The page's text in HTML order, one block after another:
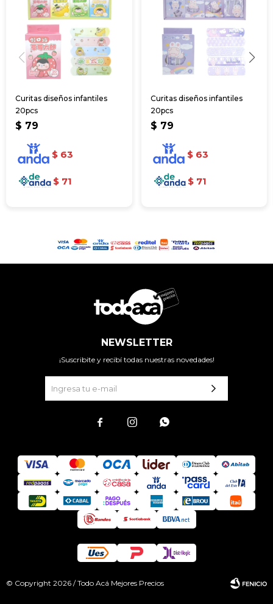
Curitas diseños infantiles
20pcs
$ 79
$ 63
$ 71
Curitas diseños infantiles
20pcs
$ 79
$ 63
$ 71
NEWSLETTER
¡Suscribite y recibí todas nuestras novedades!
  
© Copyright 2026 / Todo Acá Mejores Precios